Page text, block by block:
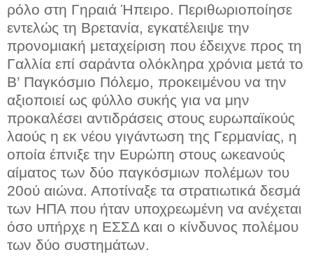
ρόλο στη Γηραιά Ήπειρο. Περιθωριοποίησε
εντελώς τη Βρετανία, εγκατέλειψε την
προνομιακή μεταχείριση που έδειχνε προς τη
Γαλλία επί σαράντα ολόκληρα χρόνια μετά το
Β’ Παγκόσμιο Πόλεμο, προκειμένου να την
αξιοποιεί ως φύλλο συκής για να μην
προκαλέσει αντιδράσεις στους ευρωπαϊκούς
λαούς η εκ νέου γιγάντωση της Γερμανίας, η
οποία έπνιξε την Ευρώπη στους ωκεανούς
αίματος των δύο παγκόσμιων πολέμων του
20ού αιώνα. Αποτίναξε τα στρατιωτικά δεσμά
των ΗΠΑ που ήταν υποχρεωμένη να ανέχεται
όσο υπήρχε η ΕΣΣΔ και ο κίνδυνος πολέμου
των δύο συστημάτων.